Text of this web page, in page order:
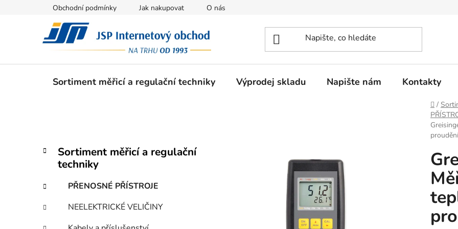
Obchodní podmínky Jak nakupovat O nás
Sortiment měřicí a regulační techniky Výprodej skladu Napište nám Kontakty
Domů
/
proudění
P
t
a
Přeskočit
kategorie
K
a
g
o
r
i
Sortiment měřicí a regulační
techniky
PŘENOSNÉ PŘÍSTROJE
NEELEKTRICKÉ VELIČINY